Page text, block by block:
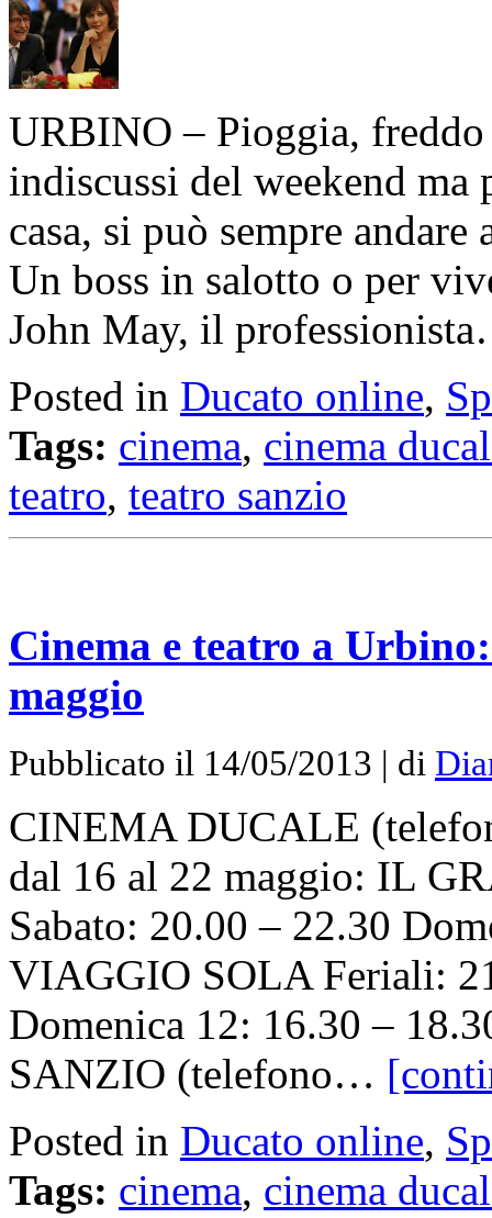
URBINO – Pioggia,
indiscussi del weekend
casa, si può sempre
Un boss in salotto o per
John May, il
Posted in Ducato online,
Tags: cinema, cinema
teatro, teatro sanzio
Cinema e teatro a
maggio
Pubblicato il 14/05/2013 | di
CINEMA DUCALE
dal 16 al 22 maggio: IL
Sabato: 20.00 – 22.30
VIAGGIO SOLA Feriali:
Domenica 12: 16.30 –
SANZIO (telefono…
Posted in Ducato online,
Tags: cinema, cinema